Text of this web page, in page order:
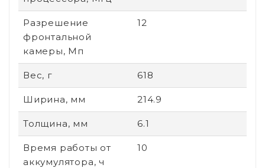
Разрешение
фронтальной
камеры, Мп
12
Вес, г 618
Ширина, мм 214.9
Толщина, мм 6.1
Время работы от
аккумулятора, ч
10